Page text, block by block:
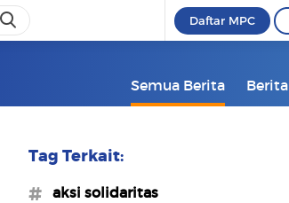
Daftar MPC
Semua Berita Berita
Tag Terkait:
#aksi solidaritas